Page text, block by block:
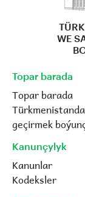
WE
Topar barada
Topar barada
geçirmek
Kanunçylyk
Kanunlar
Kodeksler